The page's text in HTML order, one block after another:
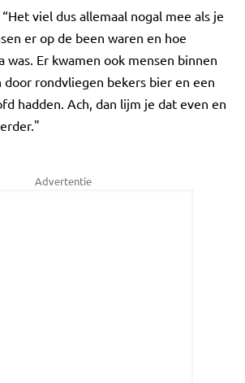
viel dus allemaal nogal mee als je
er op de been waren en hoe
was. Er kwamen ook mensen binnen
door rondvliegen bekers bier en een
hadden. Ach, dan lijm je dat even en
Advertentie